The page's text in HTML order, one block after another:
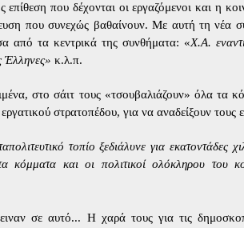
επίθεση που δέχονται οι εργαζόμενοι και η
που συνεχώς βαθαίνουν. Με αυτή τη νέα
από τα κεντρικά της συνθήματα: «Χ.Α.
Έλληνες» κ.λ.π.
στο σάιτ τους «τσουβαλιάζουν» όλα τα
στρατοπέδου, για να αναδείξουν
τοπίο ξεδιάλυνε για εκατοντάδες
κόμματα και οι πολιτικοί ολόκληρου του
σε αυτό... Η χαρά τους για τις